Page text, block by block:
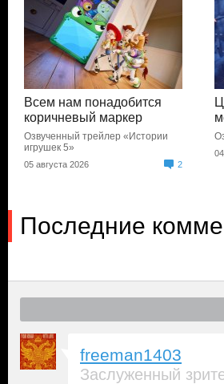
Всем нам понадобится
коричневый маркер
Озвученный трейлер «Истории
игрушек 5»
05 августа 2026 2
Последние
freeman1403
Заслуженный